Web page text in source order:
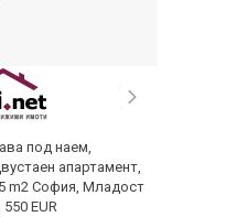
под наем,
апартамент,
m2 София, Младост
550 EUR